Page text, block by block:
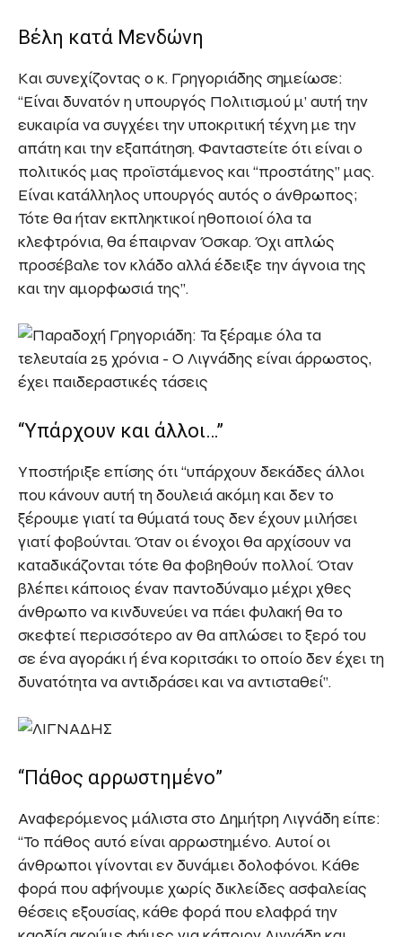
Βέλη κατά Μενδώνη
Και συνεχίζοντας ο κ. Γρηγοριάδης σημείωσε:
“Είναι δυνατόν η υπουργός Πολιτισμού μ’ αυτή την
ευκαιρία να συγχέει την υποκριτική τέχνη με την
απάτη και την εξαπάτηση. Φανταστείτε ότι είναι ο
πολιτικός μας προϊστάμενος και “προστάτης” μας.
Είναι κατάλληλος υπουργός αυτός ο άνθρωπος;
Τότε θα ήταν εκπληκτικοί ηθοποιοί όλα τα
κλεφτρόνια, θα έπαιρναν Όσκαρ. Όχι απλώς
προσέβαλε τον κλάδο αλλά έδειξε την άγνοια της
και την αμορφωσιά της”.
“Υπάρχουν και άλλοι…”
Υποστήριξε επίσης ότι “υπάρχουν δεκάδες άλλοι
που κάνουν αυτή τη δουλειά ακόμη και δεν το
ξέρουμε γιατί τα θύματά τους δεν έχουν μιλήσει
γιατί φοβούνται. Όταν οι ένοχοι θα αρχίσουν να
καταδικάζονται τότε θα φοβηθούν πολλοί. Όταν
βλέπει κάποιος έναν παντοδύναμο μέχρι χθες
άνθρωπο να κινδυνεύει να πάει φυλακή θα το
σκεφτεί περισσότερο αν θα απλώσει το ξερό του
σε ένα αγοράκι ή ένα κοριτσάκι το οποίο δεν έχει τη
δυνατότητα να αντιδράσει και να αντισταθεί”.
“Πάθος αρρωστημένο”
Αναφερόμενος μάλιστα στο Δημήτρη Λιγνάδη είπε:
“Το πάθος αυτό είναι αρρωστημένο. Αυτοί οι
άνθρωποι γίνονται εν δυνάμει δολοφόνοι. Κάθε
φορά που αφήνουμε χωρίς δικλείδες ασφαλείας
θέσεις εξουσίας, κάθε φορά που ελαφρά την